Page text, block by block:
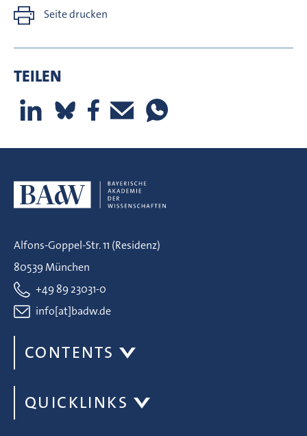
Seite drucken
TEILEN
Alfons-Goppel-Str. 11 (Residenz)
80539 München
+49 89 23031-0
info[at]badw.de
CONTENTS
QUICKLINKS